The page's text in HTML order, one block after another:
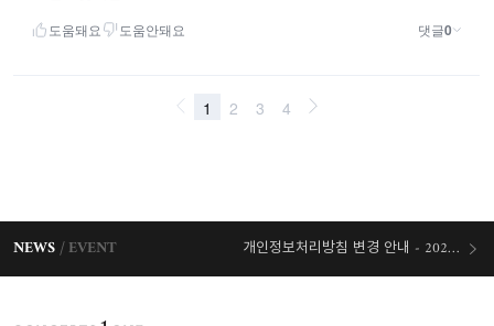
NEWS EVENT 개인정보처리방침 변경 안내 - 2026/07/30 시행